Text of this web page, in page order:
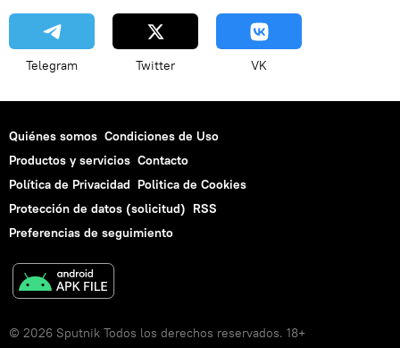
Telegram Twitter VK
Quiénes somos Condiciones de Uso
Productos y servicios Contacto
Política de Privacidad Politica de Cookies
Protección de datos (solicitud) RSS
Preferencias de seguimiento
© 2026 Sputnik Todos los derechos reservados. 18+